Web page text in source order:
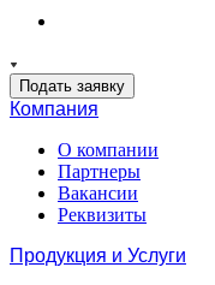
Подать заявку
Компания
О компании
Партнеры
Вакансии
Реквизиты
Продукция и Услуги